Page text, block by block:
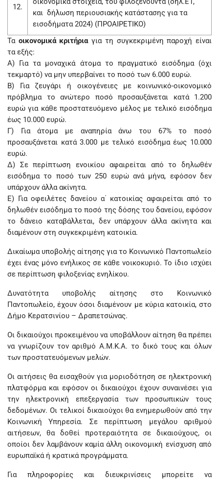
12.
και δήλωση περιουσιακής κατάστασης για τα
εισοδήματα 2024) (ΠΡΟΑΙΡΕΤΙΚΟ)
Ταοικονομικά κριτήριαγια τη συγκεκριμένη παροχή είναι
τα εξής:
Α) Για τα μοναχικά άτομα το πραγματικό εισόδημα (όχι
τεκμαρτό) να μην υπερβαίνει το ποσό των 6.000 ευρώ.
Β) Για ζευγάρι ή οικογένειες με κοινωνικό-οικονομικό
πρόβλημα το ανώτερο ποσό προσαυξάνεται κατά 1.200
ευρώ για κάθε προστατευόμενο μέλος με τελικό εισόδημα
έως 10.000 ευρώ.
Γ) Για άτομα με αναπηρία άνω του 67% το ποσό
προσαυξάνεται κατά 3.000 με τελικό εισόδημα έως 10.000
ευρώ.
Δ) Σε περίπτωση ενοικίου αφαιρείται από το δηλωθέν
εισόδημα το ποσό των 250 ευρώ ανά μήνα, εφόσον δεν
υπάρχουν άλλα ακίνητα.
Ε) Για οφειλέτες δανείου α΄ κατοικίας αφαιρείται από το
δηλωθέν εισόδημα το ποσό της δόσης του δανείου, εφόσον
το δάνειο καταβάλλεται, δεν υπάρχουν άλλα ακίνητα και
διαμένουν στη συγκεκριμένη κατοικία.
Δικαίωμα υποβολής αίτησης για το Κοινωνικό Παντοπωλείο
έχει ένας μόνο ενήλικος σε κάθε νοικοκυριό. Το ίδιο ισχύει
σε περίπτωση φιλοξενίας ενηλίκου.
Δυνατότητα υποβολής αίτησης στο Κοινωνικό
Παντοπωλείο, έχουν όσοι διαμένουν με κύρια κατοικία, στο
Δήμο Κερατσινίου – Δραπετσώνας.
Οι δικαιούχοι προκειμένου να υποβάλλουν αίτηση θα πρέπει
να γνωρίζουν τον αριθμό Α.Μ.Κ.Α. το δικό τους και όλων
των προστατευόμενων μελών.
Οι αιτήσεις θα εισαχθούν για μοριοδότηση σε ηλεκτρονική
πλατφόρμα και εφόσον οι δικαιούχοι έχουν συναινέσει για
την ηλεκτρονική επεξεργασία των προσωπικών τους
δεδομένων. Οι τελικοί δικαιούχοι θα ενημερωθούν από την
Κοινωνική Υπηρεσία. Σε περίπτωση μεγάλου αριθμού
αιτήσεων, θα δοθεί προτεραιότητα σε δικαιούχους, οι
οποίοι δεν λαμβάνουν καμία άλλη οικονομική ενίσχυση από
ευρωπαϊκά ή κρατικά προγράμματα.
Για πληροφορίες και διευκρινίσεις μπορείτε να